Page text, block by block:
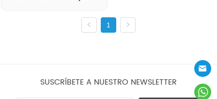
1
SUSCRÍBETE A NUESTRO NEWSLETTER